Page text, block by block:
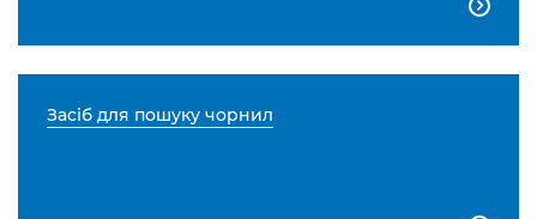

Засіб для пошуку чорнил